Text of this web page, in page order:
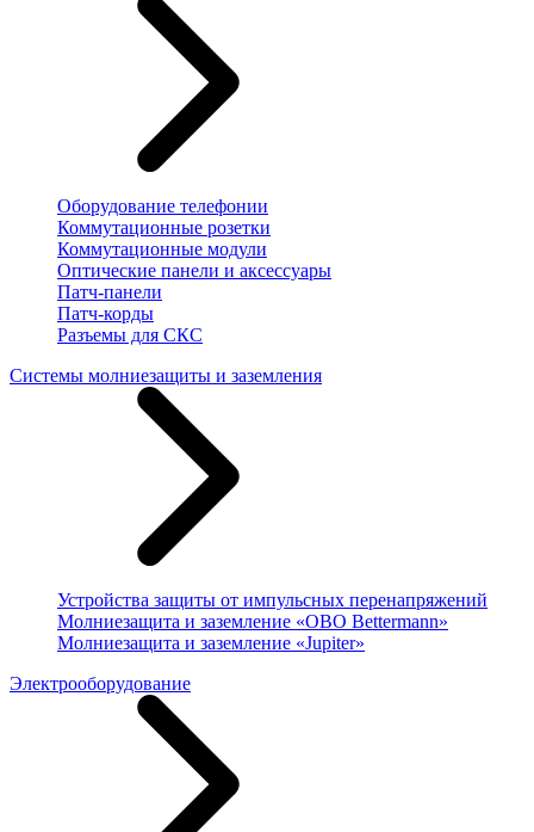
Оборудование телефонии
Коммутационные розетки
Коммутационные модули
Оптические панели и аксессуары
Патч-панели
Патч-корды
Разъемы для СКС
Системы молниезащиты и заземления
Устройства защиты от импульсных перенапряжений
Молниезащита и заземление «OBO Bettermann»
Молниезащита и заземление «Jupiter»
Электрооборудование